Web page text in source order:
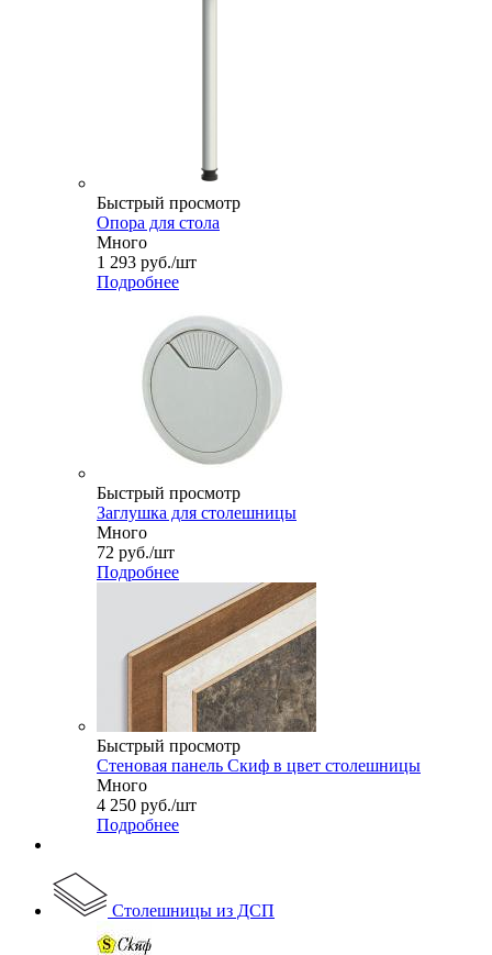
Быстрый просмотр
Опора для стола
Много
1 293 руб./шт
Подробнее
Быстрый просмотр
Заглушка для столешницы
Много
72 руб./шт
Подробнее
Быстрый просмотр
Стеновая панель Скиф в цвет столешницы
Много
4 250 руб./шт
Подробнее
Столешницы из ДСП